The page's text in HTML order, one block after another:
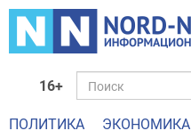
16+
ПОЛИТИКА ЭКОНОМИКА